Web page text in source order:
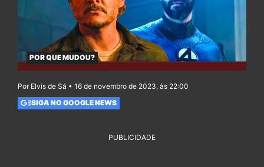
POR QUE MUDOU?
Por Elvis de Sá • 16 de novembro de 2023, às 22:00
SIGA NO GOOGLE NEWS
PUBLICIDADE